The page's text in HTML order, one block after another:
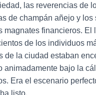
las reverencias de
de champán añejo y los
magnates financieros. El
de los individuos
de la ciudad estaban
animadamente bajo la
Era el escenario
listo.